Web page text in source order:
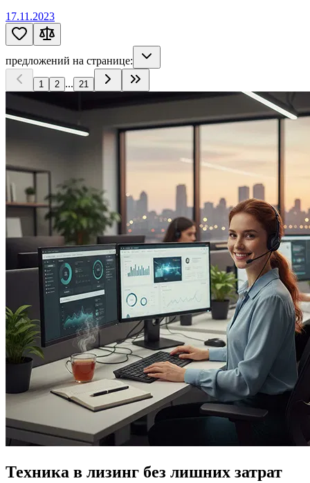
17.11.2023
предложений на странице:
1 2 ... 21
Техника в лизинг без лишних затрат